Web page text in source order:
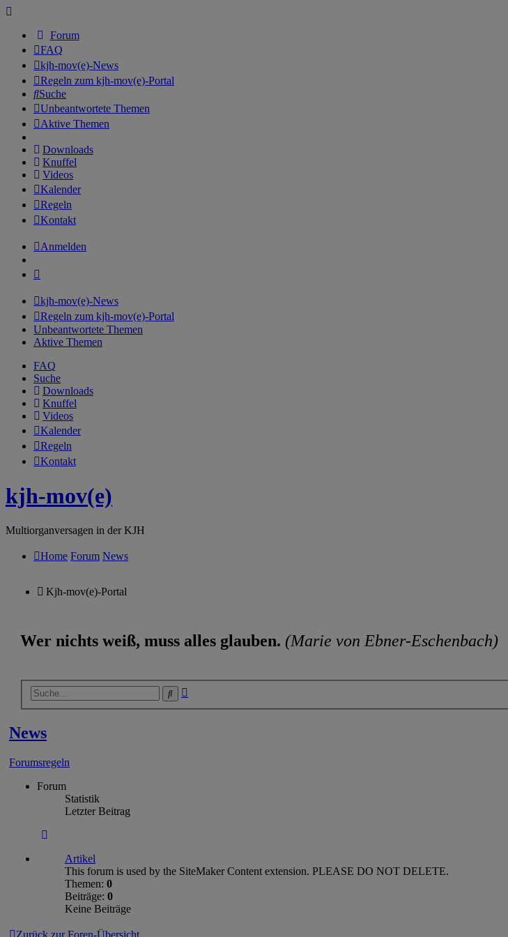
Forum
FAQ
kjh-mov(e)-News
Regeln zum kjh-mov(e)-Portal
Suche
Unbeantwortete Themen
Aktive Themen
Downloads
Knuffel
Videos
Kalender
Regeln
Kontakt
Anmelden
kjh-mov(e)-News
Regeln zum kjh-mov(e)-Portal
Unbeantwortete Themen
Aktive Themen
FAQ
Suche
Downloads
Knuffel
Videos
Kalender
Regeln
Kontakt
kjh-mov(e)
Multiorganversagen in der KJH
Home Forum News
Kjh-mov(e)-Portal
Wer nichts weiß, muss alles glauben. (Marie von Ebner-Eschenbach)
News
Forumsregeln
Forum
Statistik
Letzter Beitrag
Artikel
This forum is used by the SiteMaker Content extension. PLEASE DO NOT DELETE.
Themen: 0
Beiträge: 0
Keine Beiträge